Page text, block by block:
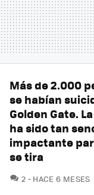
Más de 2.000
se habían
Golden Gate.
ha sido tan
impactante
se tira
2 COMENTARIOS
HACE 6 MESES